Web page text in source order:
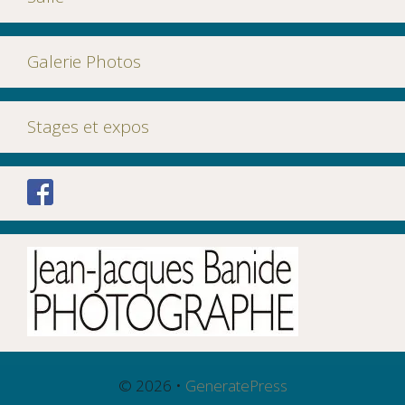
Galerie Photos
Stages et expos
© 2026 • GeneratePress